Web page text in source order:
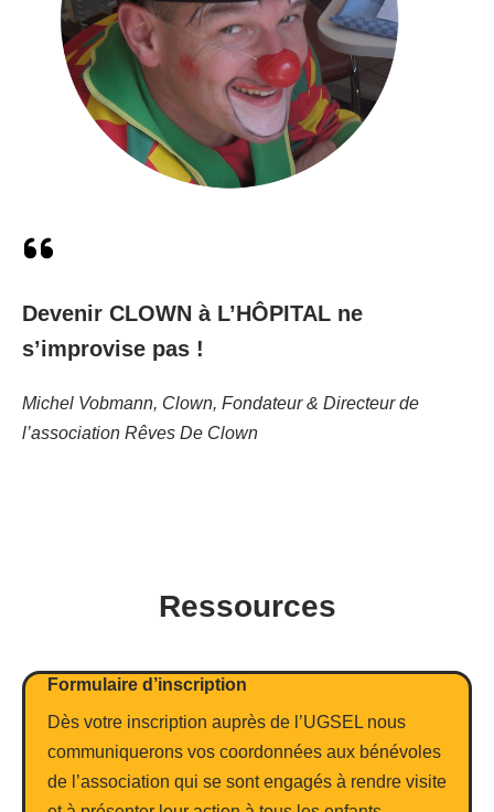
Devenir CLOWN à L’HÔPITAL ne
s’improvise pas !
Michel Vobmann, Clown, Fondateur & Directeur de
l’association Rêves De Clown
Ressources
Formulaire d’inscription
Dès votre inscription auprès de l’UGSEL nous
communiquerons vos coordonnées aux bénévoles
de l’association qui se sont engagés à rendre visite